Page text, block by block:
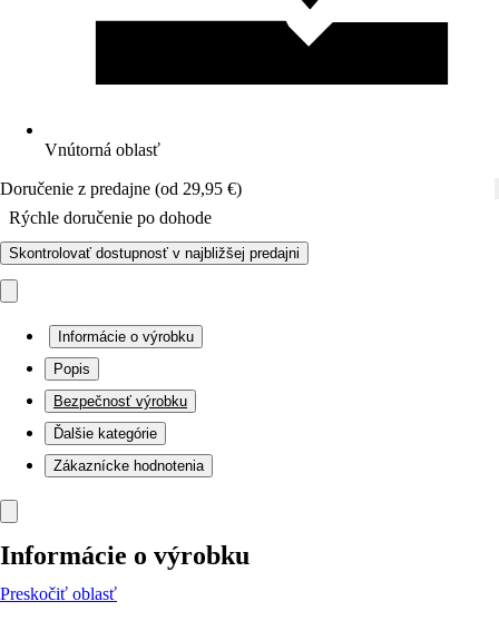
Vnútorná oblasť
Doručenie z predajne (od 29,95 €)
Rýchle doručenie po dohode
Skontrolovať dostupnosť v najbližšej predajni
Informácie o výrobku
Popis
Bezpečnosť výrobku
Ďalšie kategórie
Zákaznícke hodnotenia
Informácie o výrobku
Preskočiť oblasť